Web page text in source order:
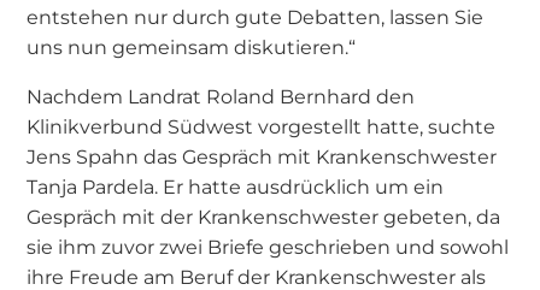
entstehen nur durch gute Debatten, lassen Sie
uns nun gemeinsam diskutieren.“
Nachdem Landrat Roland Bernhard den
Klinikverbund Südwest vorgestellt hatte, suchte
Jens Spahn das Gespräch mit Krankenschwester
Tanja Pardela. Er hatte ausdrücklich um ein
Gespräch mit der Krankenschwester gebeten, da
sie ihm zuvor zwei Briefe geschrieben und sowohl
ihre Freude am Beruf der Krankenschwester als